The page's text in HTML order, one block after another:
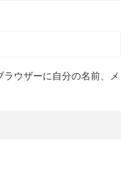
ウザーに自分の名前、メ